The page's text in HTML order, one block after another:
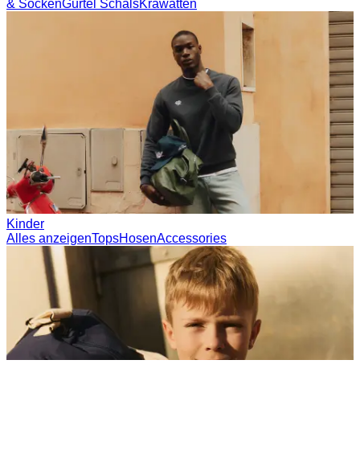
Summer 2026
0
Trending now
Polo
T-Shirts
Shorts
T-SHIRTS
JACKEN